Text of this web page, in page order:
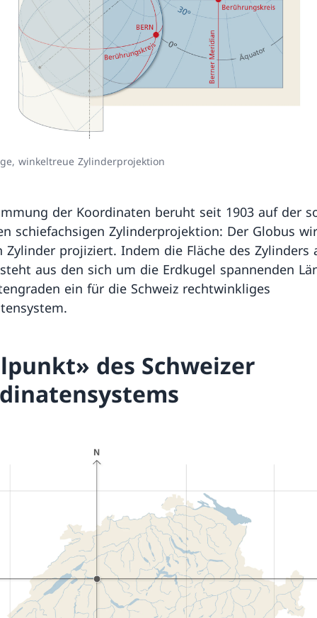
winkeltreue Zylinderprojektion
der Koordinaten beruht seit 1903 auf der
schiefachsigen Zylinderprojektion: Der Globus
Zylinder projiziert. Indem die Fläche des Zylinders
aus den sich um die Erdkugel spannenden
ein für die Schweiz rechtwinkliges
des Schweizer